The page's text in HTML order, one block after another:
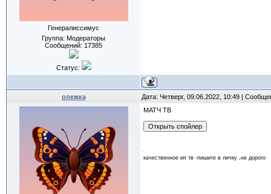
Генералиссимус
Группа: Модераторы
Сообщений: 17385
Статус:
олежка Дата: Четверг, 09.06.2022, 10:49 |
МАТЧ ТВ
качественное ип тв -пишите в личку ,не дорого